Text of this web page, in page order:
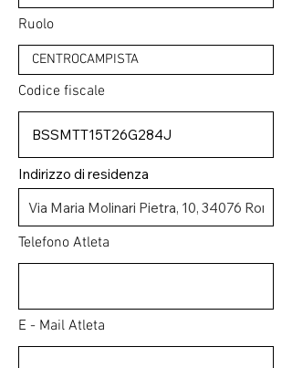
Ruolo
Codice fiscale
Indirizzo di residenza
Telefono Atleta
E - Mail Atleta